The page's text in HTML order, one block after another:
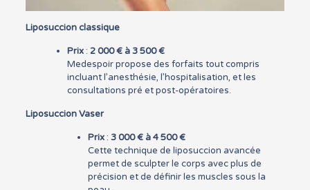
Liposuccion classique
Prix: 2 000 € à 3 500 €
Medespoir propose des forfaits tout compris
incluant l’anesthésie, l’hospitalisation, et les
consultations pré et post-opératoires.
Liposuccion Vaser
Prix: 3 000 € à 4 500 €
Cette technique de liposuccion avancée
permet de sculpter le corps avec plus de
précision et de définir les muscles sous la